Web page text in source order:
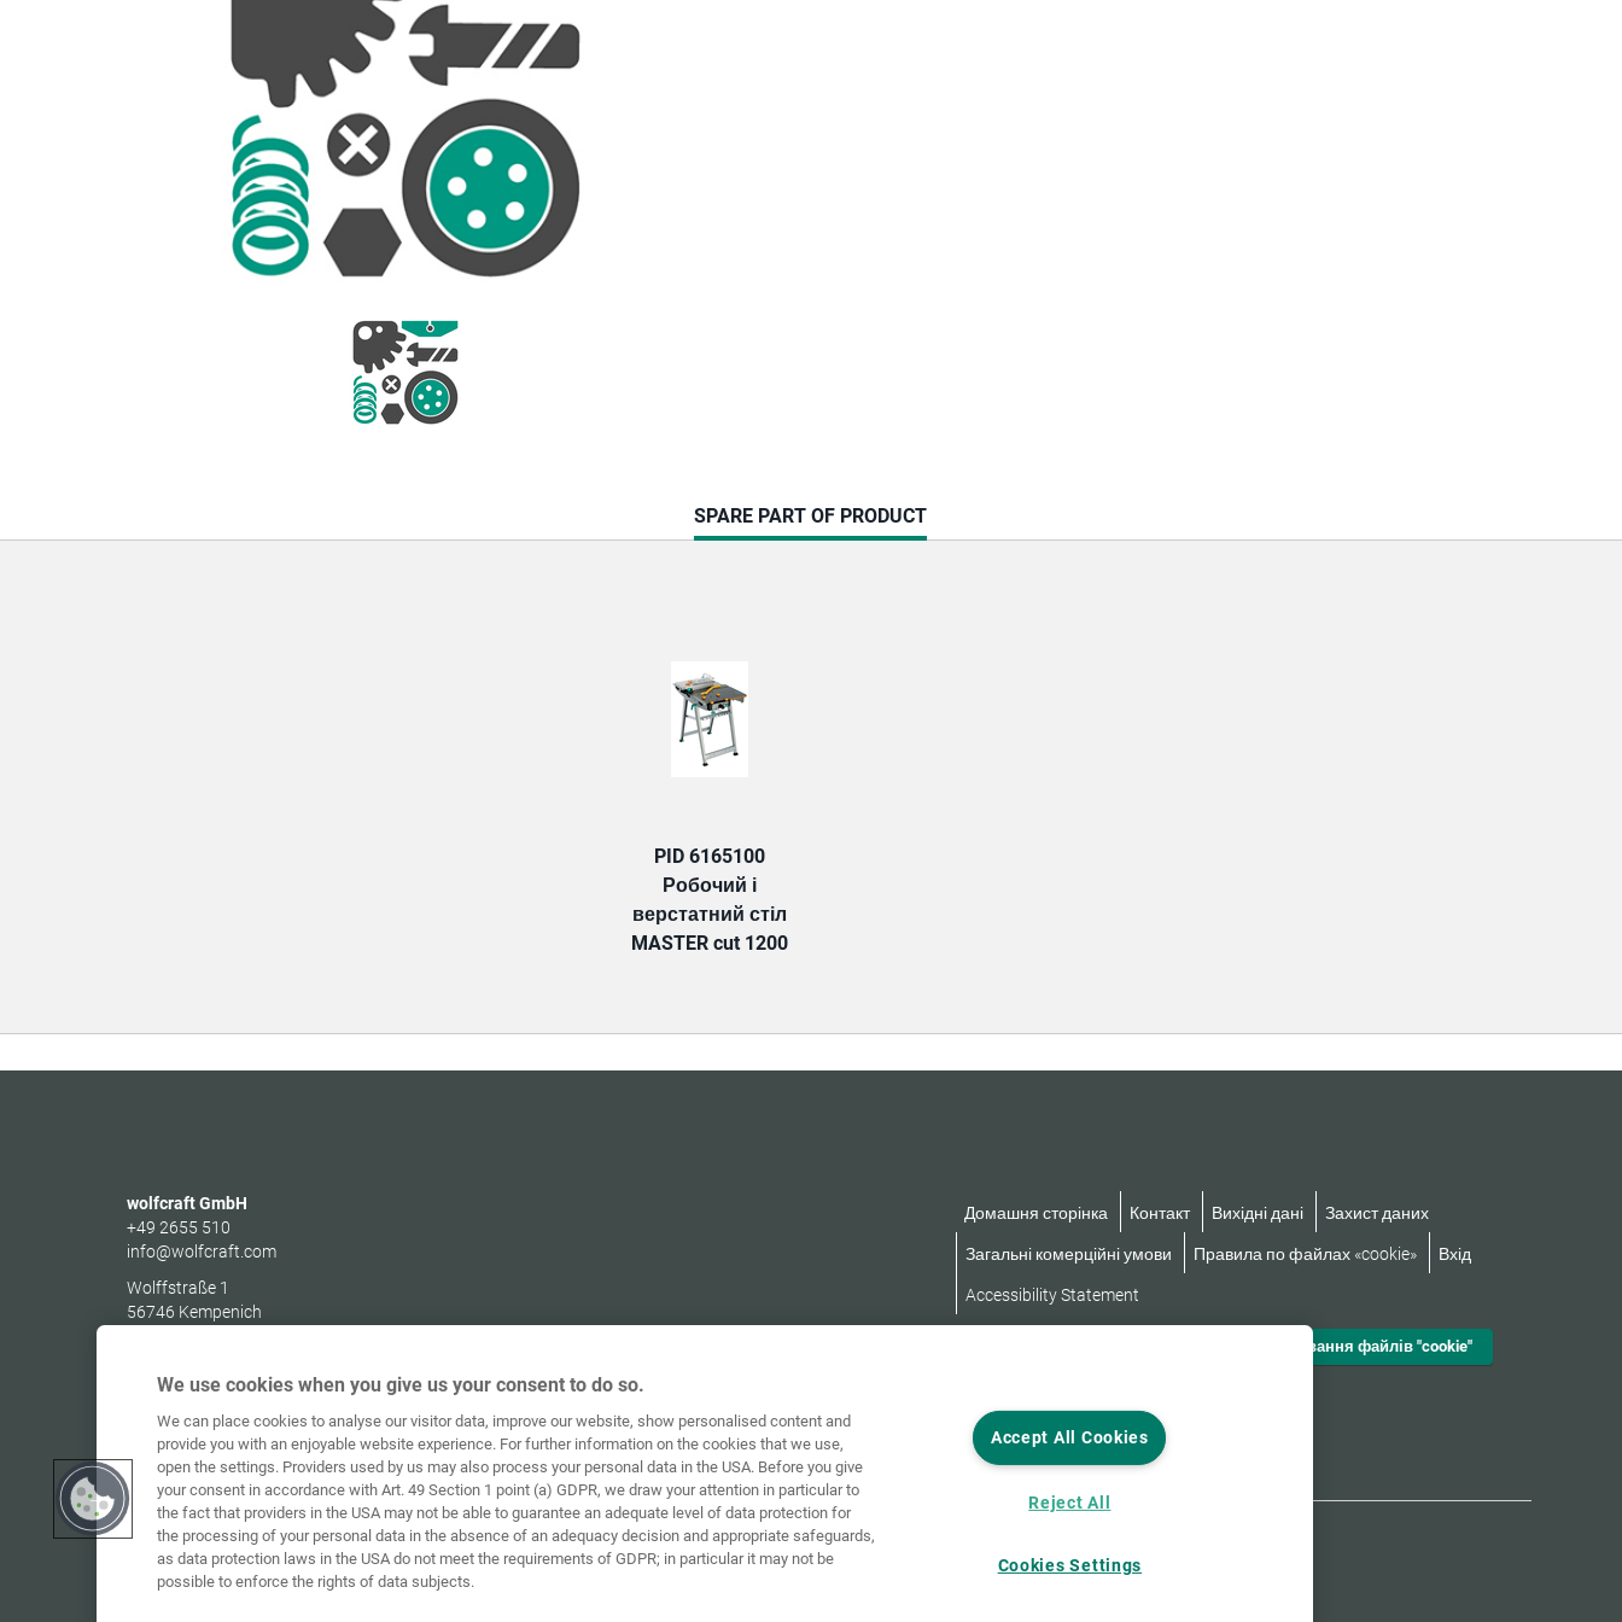
CURRENT
TAB:
SPARE PART OF PRODUCT
PID 6165100
Робочий і
верстатний стіл
MASTER cut 1200
wolfcraft GmbH
+49 2655 510
info@wolfcraft.com
Wolffstraße 1
56746 Kempenich
Домашня сторінка Контакт Вихідні дані Захист даних
Загальні комерційні умови Правила по файлах «cookie» Вхід
Accessibility Statement
Налаштування файлів "cookie"
We use cookies when you give us your consent to do so.
We can place cookies to analyse our visitor data, improve our website, show personalised content and
provide you with an enjoyable website experience. For further information on the cookies that we use,
open the settings. Providers used by us may also process your personal data in the USA. Before you give
your consent in accordance with Art. 49 Section 1 point (a) GDPR, we draw your attention in particular to
the fact that providers in the USA may not be able to guarantee an adequate level of data protection for
the processing of your personal data in the absence of an adequacy decision and appropriate safeguards,
as data protection laws in the USA do not meet the requirements of GDPR; in particular it may not be
possible to enforce the rights of data subjects.
Accept All Cookies
Reject All
Cookies Settings